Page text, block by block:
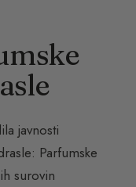
javnosti
Parfumske
surovin